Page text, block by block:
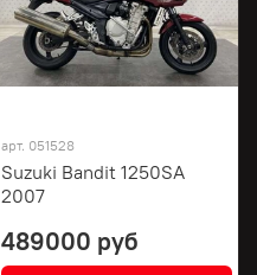
арт. 051528
Suzuki Bandit 1250SA
2007
489000 руб